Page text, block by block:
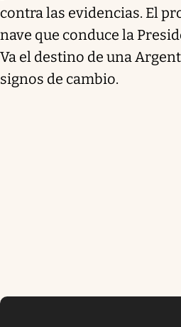
contra las evidencias. El
nave que conduce la
Va el destino de una
signos de cambio.